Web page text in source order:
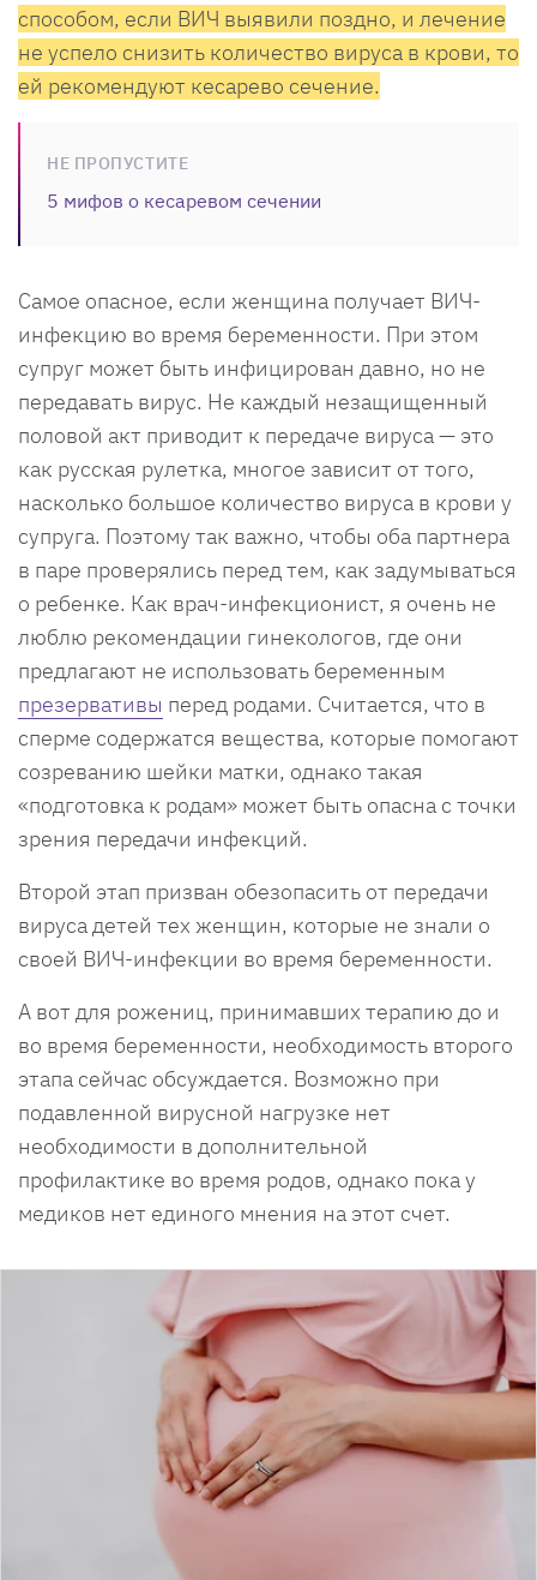
способом, если ВИЧ выявили поздно, и лечение
не успело снизить количество вируса в крови, то
ей рекомендуют кесарево сечение.
НЕ ПРОПУСТИТЕ
5 мифов о кесаревом сечении
Самое опасное, если женщина получает ВИЧ-
инфекцию во время беременности. При этом
супруг может быть инфицирован давно, но не
передавать вирус. Не каждый незащищенный
половой акт приводит к передаче вируса — это
как русская рулетка, многое зависит от того,
насколько большое количество вируса в крови у
супруга. Поэтому так важно, чтобы оба партнера
в паре проверялись перед тем, как задумываться
о ребенке. Как врач-инфекционист, я очень не
люблю рекомендации гинекологов, где они
предлагают не использовать беременным
презервативы перед родами. Считается, что в
сперме содержатся вещества, которые помогают
созреванию шейки матки, однако такая
«подготовка к родам» может быть опасна с точки
зрения передачи инфекций.
Второй этап призван обезопасить от передачи
вируса детей тех женщин, которые не знали о
своей ВИЧ-инфекции во время беременности.
А вот для рожениц, принимавших терапию до и
во время беременности, необходимость второго
этапа сейчас обсуждается. Возможно при
подавленной вирусной нагрузке нет
необходимости в дополнительной
профилактике во время родов, однако пока у
медиков нет единого мнения на этот счет.